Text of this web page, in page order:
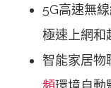
5G高速無
極速上網和
智能家居物